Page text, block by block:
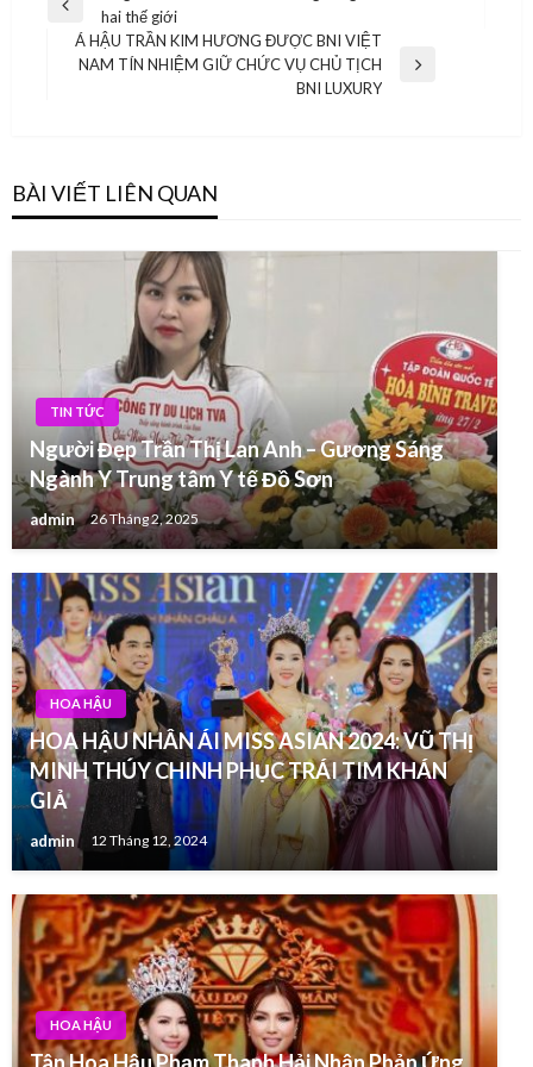
hướng
bài
Previous
Post
hai thế giới
Next
Á HẬU TRẦN KIM HƯƠNG ĐƯỢC BNI VIỆT
NAM TÍN NHIỆM GIỮ CHỨC VỤ CHỦ TỊCH
BNI LUXURY
BÀI VIẾT LIÊN QUAN
TIN TỨC
Người Đẹp Trần Thị Lan Anh – Gương Sáng
Ngành Y Trung tâm Y tế Đồ Sơn
admin 26 Tháng 2, 2025
HOA HẬU
HOA HẬU NHÂN ÁI MISS ASIAN 2024: VŨ THỊ
MINH THÚY CHINH PHỤC TRÁI TIM KHÁN
GIẢ
admin 12 Tháng 12, 2024
HOA HẬU